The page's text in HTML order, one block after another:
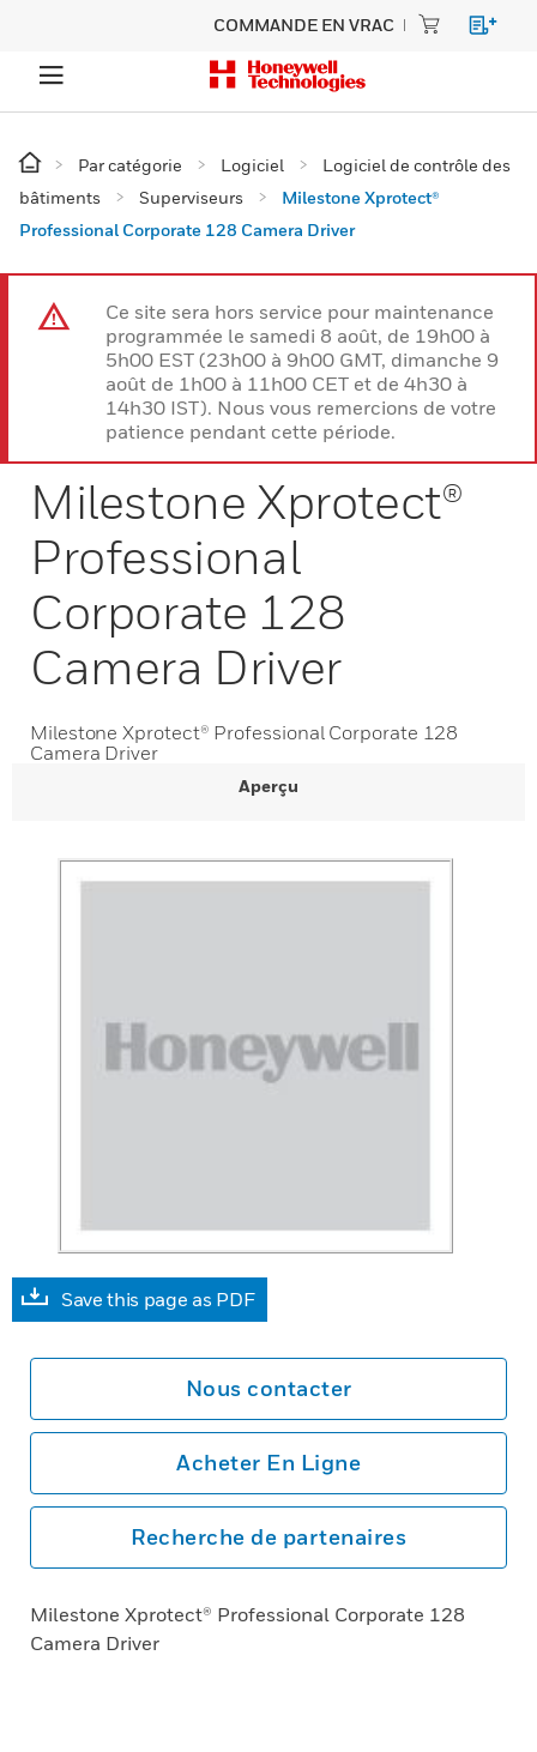
COMMANDE EN VRAC
Par catégorie Logiciel
Logiciel de contrôle des
bâtiments
Superviseurs
Milestone Xprotect®
Professional Corporate 128 Camera Driver
Ce site sera hors service pour maintenance
programmée le samedi 8 août, de 19h00 à
5h00 EST (23h00 à 9h00 GMT, dimanche 9
août de 1h00 à 11h00 CET et de 4h30 à
14h30 IST). Nous vous remercions de votre
patience pendant cette période.
Milestone Xprotect®
Professional
Corporate 128
Camera Driver
Milestone Xprotect® Professional Corporate 128
Camera Driver
Aperçu
Save this page as PDF
Nous contacter
Acheter En Ligne
Recherche de partenaires
Milestone Xprotect® Professional Corporate 128
Camera Driver